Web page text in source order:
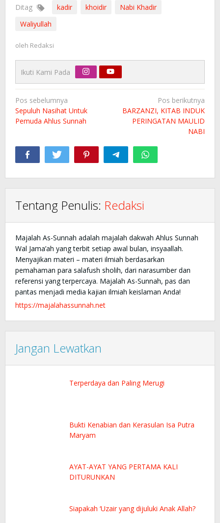
Ditag kadir khoidir
Nabi Khadir
Waliyullah
oleh Redaksi
Ikuti Kami Pada
Navigasi
pos
Pos sebelumnya
Sepuluh Nasihat Untuk
Pemuda Ahlus Sunnah
Pos berikutnya
BARZANZI, KITAB INDUK
PERINGATAN MAULID
NABI
Tentang Penulis: Redaksi
Majalah As-Sunnah adalah majalah dakwah Ahlus Sunnah
Wal Jama’ah yang terbit setiap awal bulan, insyaallah.
Menyajikan materi – materi ilmiah berdasarkan
pemahaman para salafush sholih, dari narasumber dan
referensi yang terpercaya. Majalah As-Sunnah, pas dan
pantas menjadi media kajian ilmiah keislaman Anda!
https://majalahassunnah.net
Jangan Lewatkan
Terperdaya dan Paling Merugi
Bukti Kenabian dan Kerasulan Isa Putra
Maryam
AYAT-AYAT YANG PERTAMA KALI
DITURUNKAN
Siapakah ‘Uzair yang dijuluki Anak Allah?